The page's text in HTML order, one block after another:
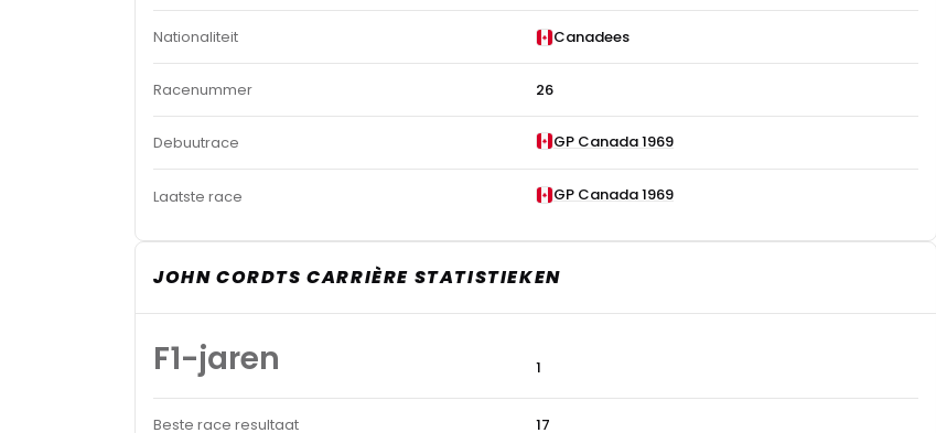
Nationaliteit Canadees
Racenummer 26
Debuutrace GP Canada 1969
Laatste race GP Canada 1969
JOHN CORDTS CARRIÈRE STATISTIEKEN
F1-jaren 1
Beste race resultaat 17